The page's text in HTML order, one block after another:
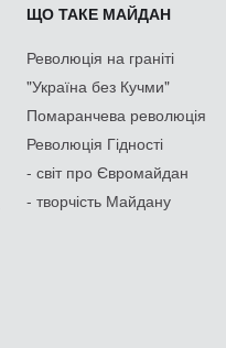
ЩО ТАКЕ МАЙДАН
Революція на граніті
"Україна без Кучми"
Помаранчева революція
Революція Гідності
- світ про Євромайдан
- творчість Майдану